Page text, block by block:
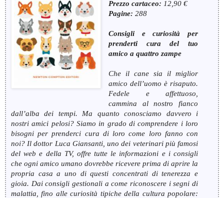
Prezzo cartaceo: 12,90 €
Pagine: 288
Consigli e curiosità per
prenderti cura del tuo
amico a quattro zampe
Che il cane sia il miglior
amico dell’uomo è risaputo.
Fedele e affettuoso,
cammina al nostro fianco
dall’alba dei tempi. Ma quanto conosciamo davvero i
nostri amici pelosi? Siamo in grado di comprendere i loro
bisogni per prenderci cura di loro come loro fanno con
noi? Il dottor Luca Giansanti, uno dei veterinari più famosi
del web e della TV, offre tutte le informazioni e i consigli
che ogni amico umano dovrebbe ricevere prima di aprire la
propria casa a uno di questi concentrati di tenerezza e
gioia. Dai consigli gestionali a come riconoscere i segni di
malattia, fino alle curiosità tipiche della cultura popolare: